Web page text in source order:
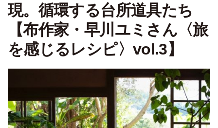
現。循環する台所道具たち
【布作家・早川ユミさん〈旅
を感じるレシピ〉vol.3】